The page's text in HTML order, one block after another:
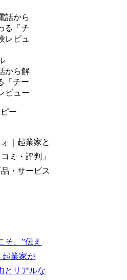
から解
「チー
ビュー
ー
｜起業家と
ミ・評判」
・サービス
そ、”伝え
起業家が
とリアルな